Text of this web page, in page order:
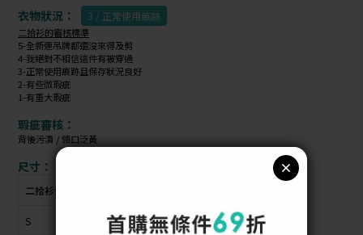
衣物狀況： 3 / 正常使用痕跡
二拾衫的審核標準
5-全新連吊牌都還沒來得及剪
4-我絕對不相信這件有被穿過
3-正常使用痕跡且保存狀況良好
2-有些微瑕疵
1-有重大瑕疵
瑕疵審核：
背後污漬 / 領口泛黃
尺寸：
二拾衫公版尺寸
S XS